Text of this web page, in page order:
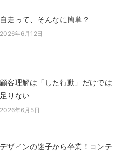
自走って、そんなに簡単？
投稿日
2026年6月12日
顧客理解は「した行動」だけでは
足りない
投稿日
2026年6月5日
デザインの迷子から卒業！コンテ